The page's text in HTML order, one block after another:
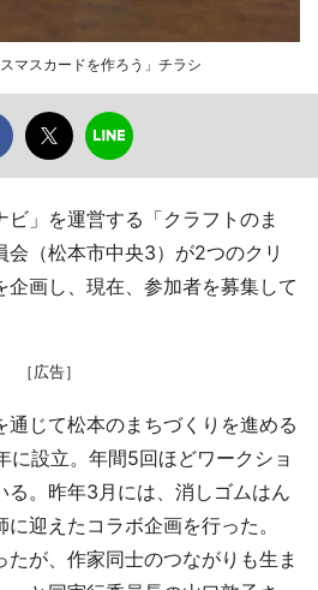
マスカードを作ろう」チラシ
」を運営する「クラフトのま
会（松本市中央3）が2つのクリ
企画し、現在、参加者を募集して
［広告］
じて松本のまちづくりを進める
に設立。年間5回ほどワークショ
る。昨年3月には、消しゴムはん
迎えたコラボ企画を行った。
たが、作家同士のつながりも生ま